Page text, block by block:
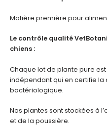
Matière première pour
Le contrôle qualité
chiens :
Chaque lot de plante pure
indépendant qui en certifie la
bactériologique.
Nos plantes sont stockées à
et de la poussière.